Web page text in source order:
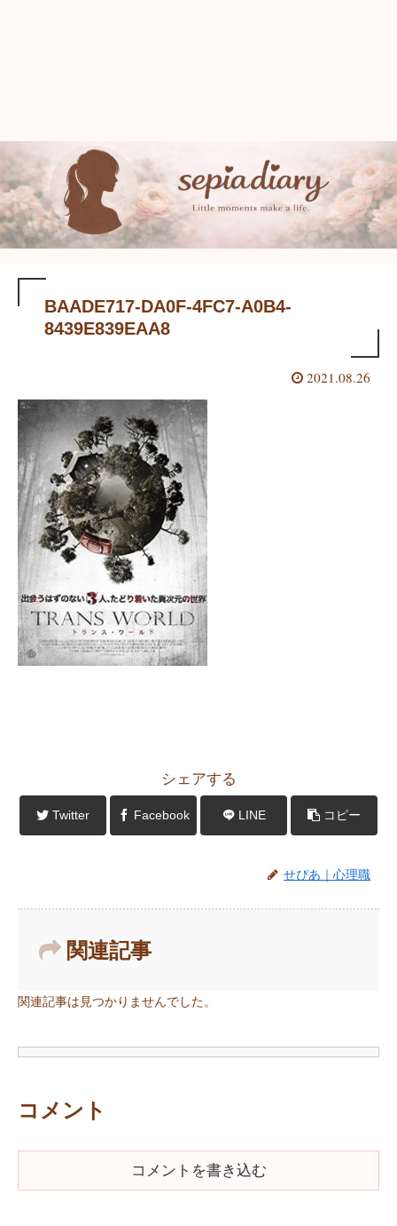
BAADE717-DA0F-4FC7-A0B4-
8439E839EAA8
2021.08.26
シェアする
Twitter Facebook LINE コピー
せぴあ｜心理職
関連記事
関連記事は見つかりませんでした。
コメント
コメントを書き込む